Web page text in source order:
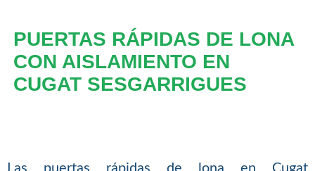
PUERTAS RÁPIDAS DE LONA
CON AISLAMIENTO EN
CUGAT SESGARRIGUES